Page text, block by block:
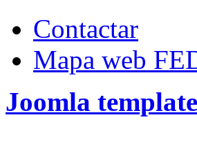
Contactar
Mapa web
Joomla